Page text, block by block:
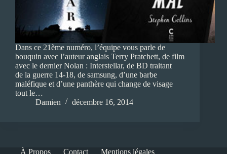
Dans ce 21ème numéro, l’équipe vous parle de
bouquin avec l’auteur anglais Terry Pratchett, de film
avec le dernier Nolan : Interstellar, de BD traitant
de la guerre 14-18, de samsung, d’une barbe
maléfique et d’une panthère qui change de visage
tout le…
Damien
décembre 16, 2014
À Propos Contact Mentions légales